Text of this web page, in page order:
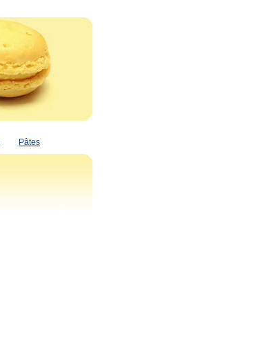
Pâtes